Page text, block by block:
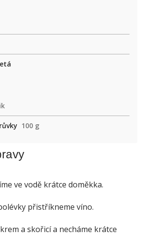
100 g
ve vodě krátce doměkka.
přistříkneme víno.
a skořicí a necháme krátce